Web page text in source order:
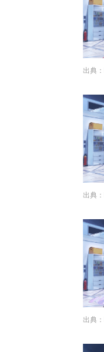
出典：
出典：
出典：